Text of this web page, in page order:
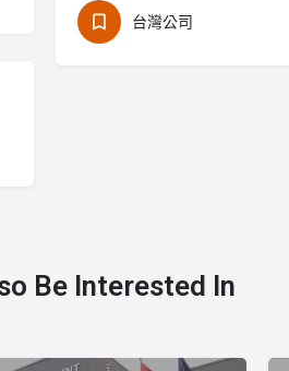
台灣公司
Be Interested In